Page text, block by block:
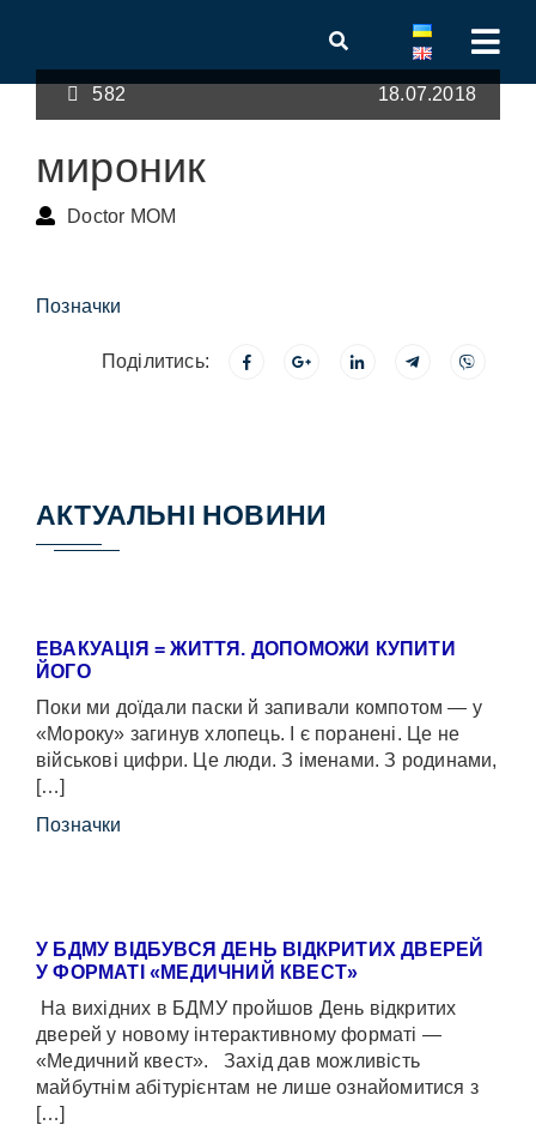
582 18.07.2018
мироник
Doctor MOM
Позначки
Поділитись:
АКТУАЛЬНІ НОВИНИ
ЕВАКУАЦІЯ = ЖИТТЯ. ДОПОМОЖИ КУПИТИ
ЙОГО
Поки ми доїдали паски й запивали компотом — у
«Мороку» загинув хлопець. І є поранені. Це не
військові цифри. Це люди. З іменами. З родинами,
[…]
Позначки
У БДМУ ВІДБУВСЯ ДЕНЬ ВІДКРИТИХ ДВЕРЕЙ
У ФОРМАТІ «МЕДИЧНИЙ КВЕСТ»
На вихідних в БДМУ пройшов День відкритих
дверей у новому інтерактивному форматі —
«Медичний квест». Захід дав можливість
майбутнім абітурієнтам не лише ознайомитися з
[…]